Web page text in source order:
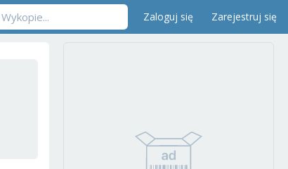
Zaloguj się Zarejestruj się